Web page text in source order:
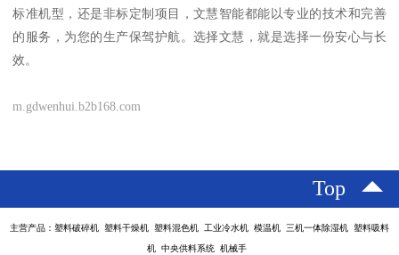
标准机型，还是非标定制项目，文慧智能都能以专业的技术和完善
的服务，为您的生产保驾护航。选择文慧，就是选择一份安心与长
效。
m.gdwenhui.b2b168.com
Top
主营产品：塑料破碎机 塑料干燥机 塑料混色机 工业冷水机 模温机 三机一体除湿机 塑料吸料
机 中央供料系统 机械手